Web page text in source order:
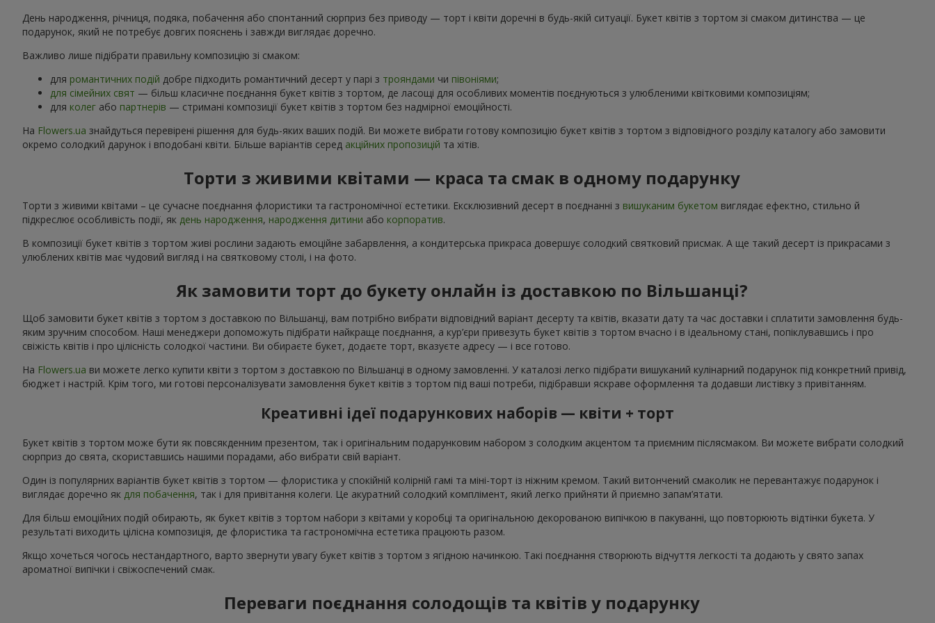
День народження, річниця, подяка, побачення або спонтанний сюрприз без приводу — торт і квіти доречні в будь-якій ситуації. Букет квітів з тортом зі смаком дитинства — це
подарунок, який не потребує довгих пояснень і завжди виглядає доречно.
Важливо лише підібрати правильну композицію зі смаком:
для романтичних подій добре підходить романтичний десерт у парі з трояндами чи півоніями;
для сімейних свят — більш класичне поєднання букет квітів з тортом, де ласощі для особливих моментів поєднуються з улюбленими квітковими композиціям;
для колег або партнерів — стримані композиції букет квітів з тортом без надмірної емоційності.
На Flowers.ua знайдуться перевірені рішення для будь-яких ваших подій. Ви можете вибрати готову композицію букет квітів з тортом з відповідного розділу каталогу або замовити
окремо солодкий дарунок і вподобані квіти. Більше варіантів серед акційних пропозицій та хітів.
Торти з живими квітами — краса та смак в одному подарунку
Торти з живими квітами – це сучасне поєднання флористики та гастрономічної естетики. Ексклюзивний десерт в поєднанні з вишуканим букетом виглядає ефектно, стильно й
підкреслює особливість події, як день народження, народження дитини або корпоратив.
В композиції букет квітів з тортом живі рослини задають емоційне забарвлення, а кондитерська прикраса довершує солодкий святковий присмак. А ще такий десерт із прикрасами з
улюблених квітів має чудовий вигляд і на святковому столі, і на фото.
Як замовити торт до букету онлайн із доставкою по Вільшанці?
Щоб замовити букет квітів з тортом з доставкою по Вільшанці, вам потрібно вибрати відповідний варіант десерту та квітів, вказати дату та час доставки і сплатити замовлення будь-
яким зручним способом. Наші менеджери допоможуть підібрати найкраще поєднання, а кур’єри привезуть букет квітів з тортом вчасно і в ідеальному стані, попіклувавшись і про
свіжість квітів і про цілісність солодкої частини. Ви обираєте букет, додаєте торт, вказуєте адресу — і все готово.
На Flowers.ua ви можете легко купити квіти з тортом з доставкою по Вільшанці в одному замовленні. У каталозі легко підібрати вишуканий кулінарний подарунок під конкретний привід,
бюджет і настрій. Крім того, ми готові персоналізувати замовлення букет квітів з тортом під ваші потреби, підібравши яскраве оформлення та додавши листівку з привітанням.
Креативні ідеї подарункових наборів — квіти + торт
Букет квітів з тортом може бути як повсякденним презентом, так і оригінальним подарунковим набором з солодким акцентом та приємним післясмаком. Ви можете вибрати солодкий
сюрприз до свята, скориставшись нашими порадами, або вибрати свій варіант.
Один із популярних варіантів букет квітів з тортом — флористика у спокійній колірній гамі та міні-торт із ніжним кремом. Такий витончений смаколик не перевантажує подарунок і
виглядає доречно як для побачення, так і для привітання колеги. Це акуратний солодкий комплімент, який легко прийняти й приємно запам’ятати.
Для більш емоційних подій обирають, як букет квітів з тортом набори з квітами у коробці та оригінальною декорованою випічкою в пакуванні, що повторюють відтінки букета. У
результаті виходить цілісна композиція, де флористика та гастрономічна естетика працюють разом.
Якщо хочеться чогось нестандартного, варто звернути увагу букет квітів з тортом з ягідною начинкою. Такі поєднання створюють відчуття легкості та додають у свято запах
ароматної випічки і свіжоспечений смак.
Переваги поєднання солодощів та квітів у подарунку